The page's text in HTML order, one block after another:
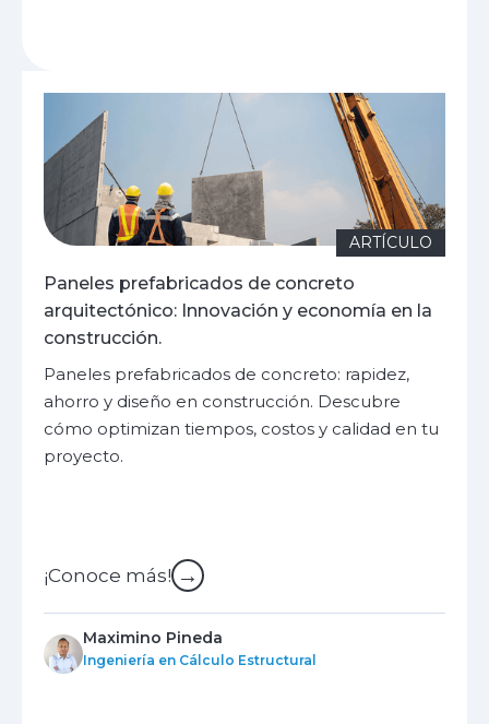
ARTÍCULO
Paneles prefabricados de concreto
arquitectónico: Innovación y economía en la
construcción.
Paneles prefabricados de concreto: rapidez,
ahorro y diseño en construcción. Descubre
cómo optimizan tiempos, costos y calidad en tu
proyecto.
¡Conoce más! →
Maximino Pineda
Ingeniería en Cálculo Estructural